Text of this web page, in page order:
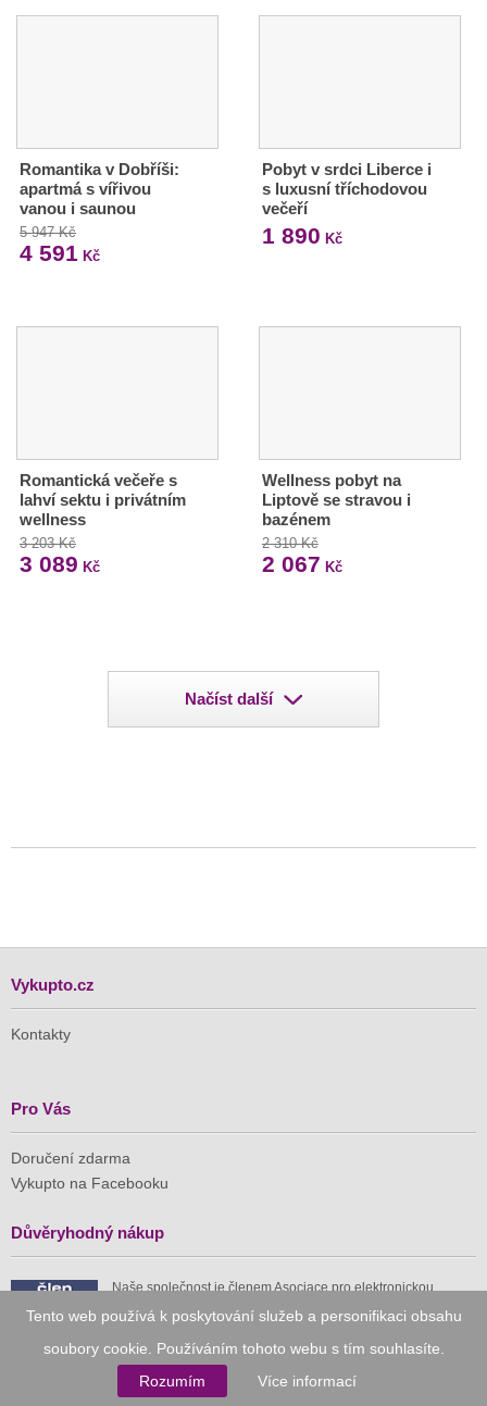
Tento web používá k poskytování služeb a personifikaci obsahu
soubory cookie. Používáním tohoto webu s tím souhlasíte.
Rozumím
Více informací
Romantika v Dobříši:
apartmá s vířivou
vanou i saunou
5 947 Kč
4 591 Kč
Pobyt v srdci Liberce i
s luxusní tříchodovou
večeří
1 890 Kč
Romantická večeře s
lahví sektu i privátním
wellness
3 203 Kč
3 089 Kč
Wellness pobyt na
Liptově se stravou i
bazénem
2 310 Kč
2 067 Kč
Načíst další
Vykupto.cz
Kontakty
Pro Vás
Doručení zdarma
Vykupto na Facebooku
Důvěryhodný nákup
Naše společnost je členem Asociace pro elektronickou